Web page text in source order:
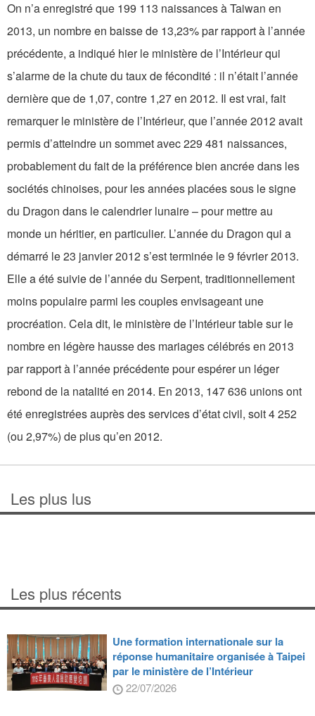
On n’a enregistré que 199 113 naissances à Taiwan en
2013, un nombre en baisse de 13,23% par rapport à l’année
précédente, a indiqué hier le ministère de l’Intérieur qui
s’alarme de la chute du taux de fécondité : il n’était l’année
dernière que de 1,07, contre 1,27 en 2012. Il est vrai, fait
remarquer le ministère de l’Intérieur, que l’année 2012 avait
permis d’atteindre un sommet avec 229 481 naissances,
probablement du fait de la préférence bien ancrée dans les
sociétés chinoises, pour les années placées sous le signe
du Dragon dans le calendrier lunaire – pour mettre au
monde un héritier, en particulier. L’année du Dragon qui a
démarré le 23 janvier 2012 s’est terminée le 9 février 2013.
Elle a été suivie de l’année du Serpent, traditionnellement
moins populaire parmi les couples envisageant une
procréation. Cela dit, le ministère de l’Intérieur table sur le
nombre en légère hausse des mariages célébrés en 2013
par rapport à l’année précédente pour espérer un léger
rebond de la natalité en 2014. En 2013, 147 636 unions ont
été enregistrées auprès des services d’état civil, soit 4 252
(ou 2,97%) de plus qu’en 2012.
Les plus lus
Les plus récents
Une formation internationale sur la
réponse humanitaire organisée à Taipei
par le ministère de l’Intérieur
22/07/2026